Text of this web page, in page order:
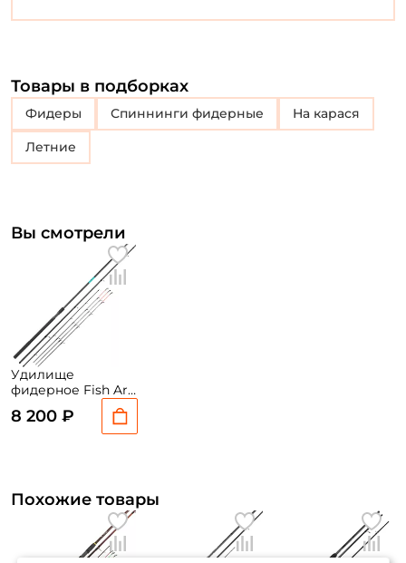
Товары в подборках
Фидеры Спиннинги фидерные На карася
Летние
Вы смотрели
Удилище
фидерное Fish Art
420см. до 130гр. /
8 200 ₽
Похожие товары